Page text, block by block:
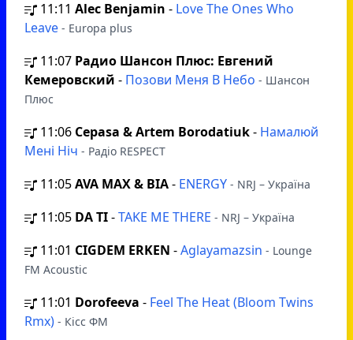
11:11 Alec Benjamin - Love The Ones Who
Leave - Europa plus
11:07 Радио Шансон Плюс: Евгений
Кемеровский - Позови Меня В Небо - Шансон
Плюс
11:06 Cepasa & Artem Borodatiuk- Намалюй
Мені Ніч - Радіо RESPECT
11:05AVA MAX & BIA- ENERGY - NRJ – Україна
11:05 DA TI-TAKE ME THERE - NRJ – Україна
11:01 CIGDEM ERKEN -Aglayamazsin - Lounge
FM Acoustic
11:01 Dorofeeva - Feel The Heat (Bloom Twins
Rmx) - Кісс ФМ